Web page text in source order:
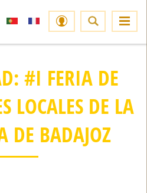
#I FERIA DE
LOCALES DE LA
DE BADAJOZ